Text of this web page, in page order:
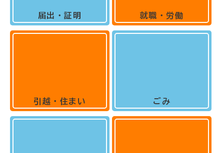
届出・証明
引越・住まい
就職・労働
ごみ